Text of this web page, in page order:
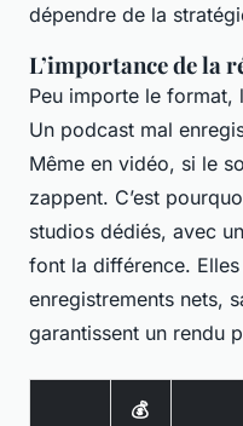
dépendre de la
L’importance de la
Peu importe le format,
Un podcast mal
Même en vidéo, si le
zappent. C’est
studios dédiés, avec un
font la différence.
enregistrements nets,
garantissent un rendu
💰